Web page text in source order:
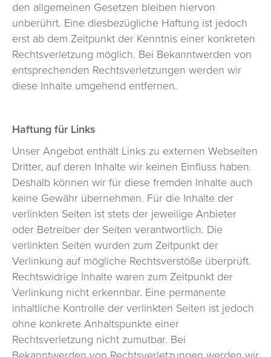
den allgemeinen Gesetzen bleiben hiervon
unberührt. Eine diesbezügliche Haftung ist jedoch
erst ab dem Zeitpunkt der Kenntnis einer konkreten
Rechtsverletzung möglich. Bei Bekanntwerden von
entsprechenden Rechtsverletzungen werden wir
diese Inhalte umgehend entfernen.
Haftung für Links
Unser Angebot enthält Links zu externen Webseiten
Dritter, auf deren Inhalte wir keinen Einfluss haben.
Deshalb können wir für diese fremden Inhalte auch
keine Gewähr übernehmen. Für die Inhalte der
verlinkten Seiten ist stets der jeweilige Anbieter
oder Betreiber der Seiten verantwortlich. Die
verlinkten Seiten wurden zum Zeitpunkt der
Verlinkung auf mögliche Rechtsverstöße überprüft.
Rechtswidrige Inhalte waren zum Zeitpunkt der
Verlinkung nicht erkennbar. Eine permanente
inhaltliche Kontrolle der verlinkten Seiten ist jedoch
ohne konkrete Anhaltspunkte einer
Rechtsverletzung nicht zumutbar. Bei